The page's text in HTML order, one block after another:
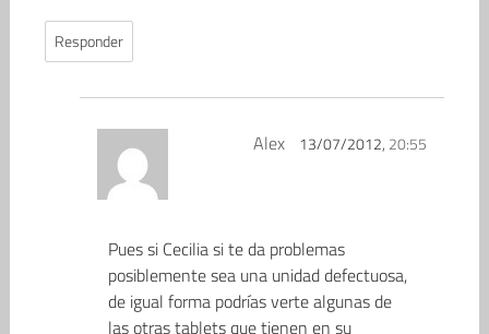
Responder
Alex 13/07/2012, 20:55
Pues si Cecilia si te da problemas
posiblemente sea una unidad defectuosa,
de igual forma podrías verte algunas de
las otras tablets que tienen en su